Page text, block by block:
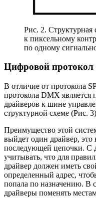
Рис. 2.
к пиксельному
по одному
Цифровой
В отличие от протокола
протокола DMX является
драйверов к шине
структурной схеме (Рис.
Преимущество этой
выйдет один драйвер, это
последующей цепочки. С
учитывать, что для
драйвер должен иметь
определенный адрес,
попала по назначению. В
драйверы поменять